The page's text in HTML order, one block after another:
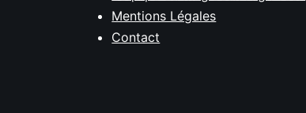
Mentions Légales
Contact